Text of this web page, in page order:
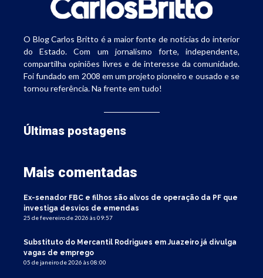
O Blog Carlos Britto é a maior fonte de notícias do interior
do Estado. Com um jornalismo forte, independente,
compartilha opiniões livres e de interesse da comunidade.
Foi fundado em 2008 em um projeto pioneiro e ousado e se
tornou referência. Na frente em tudo!
Últimas postagens
Mais comentadas
Ex-senador FBC e filhos são alvos de operação da PF que
investiga desvios de emendas
25 de fevereiro de 2026 às 09:57
Substituto do Mercantil Rodrigues em Juazeiro já divulga
vagas de emprego
05 de janeiro de 2026 às 08:00